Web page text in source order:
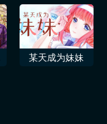
某天成为妹妹